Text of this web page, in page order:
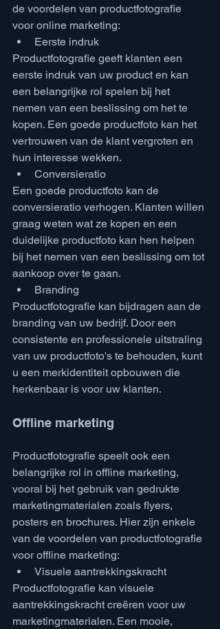
de voordelen van productfotografie
voor online marketing:
Eerste indruk
Productfotografie geeft klanten een
eerste indruk van uw product en kan
een belangrijke rol spelen bij het
nemen van een beslissing om het te
kopen. Een goede productfoto kan het
vertrouwen van de klant vergroten en
hun interesse wekken.
Conversieratio
Een goede productfoto kan de
conversieratio verhogen. Klanten willen
graag weten wat ze kopen en een
duidelijke productfoto kan hen helpen
bij het nemen van een beslissing om tot
aankoop over te gaan.
Branding
Productfotografie kan bijdragen aan de
branding van uw bedrijf. Door een
consistente en professionele uitstraling
van uw productfoto's te behouden, kunt
u een merkidentiteit opbouwen die
herkenbaar is voor uw klanten.
Offline marketing
Productfotografie speelt ook een
belangrijke rol in offline marketing,
vooral bij het gebruik van gedrukte
marketingmaterialen zoals flyers,
posters en brochures. Hier zijn enkele
van de voordelen van productfotografie
voor offline marketing:
Visuele aantrekkingskracht
Productfotografie kan visuele
aantrekkingskracht creëren voor uw
marketingmaterialen. Een mooie,